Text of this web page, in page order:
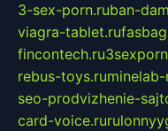
3-sex-porn.ruban-
viagra-tablet.ru
fincontech.ru
rebus-toys.ru
seo-prodvizhenie-
card-voice.ru